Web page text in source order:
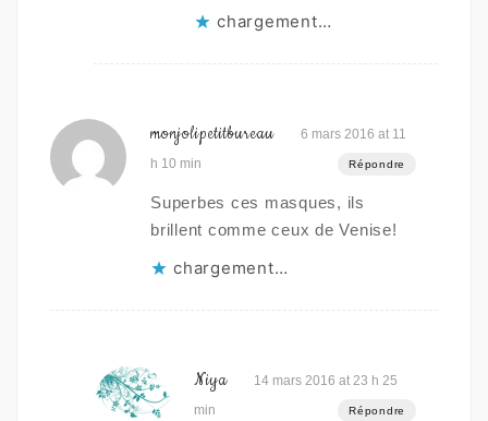
chargement…
monjolipetitbureau
6 mars 2016 at 11
h 10 min
Répondre
Superbes ces masques, ils
brillent comme ceux de Venise!
chargement…
Niya
14 mars 2016 at 23 h 25
min
Répondre